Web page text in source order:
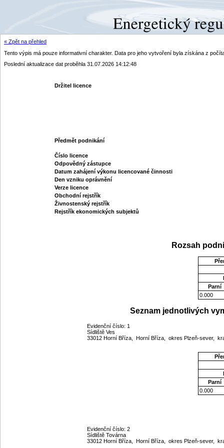
« Zpět na přehled
Tento výpis má pouze informativní charakter. Data pro jeho vytvoření byla získána z
Poslední aktualizace dat proběhla 31.07.2026 14:12:48
Držitel licence
Předmět podnikání
Číslo licence
Odpovědný zástupce
Datum zahájení výkonu licencované činnosti
Den vzniku oprávnění
Verze licence
Obchodní rejstřík
Živnostenský rejstřík
Rejstřík ekonomických subjektů
Rozsah
Parní
0.000
Seznam jednotlivých
Evidenční číslo: 1
Sídliště Ves
33012 Horní Bříza, Horní Bříza, okres Plzeň-sever,
Parní
0.000
Evidenční číslo: 2
Sídliště Továrna
33012 Horní Bříza, Horní Bříza, okres Plzeň-sever,